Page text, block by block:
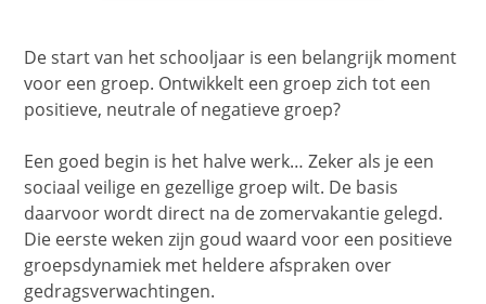
De start van het schooljaar is een belangrijk moment
voor een groep. Ontwikkelt een groep zich tot een
positieve, neutrale of negatieve groep?
Een goed begin is het halve werk… Zeker als je een
sociaal veilige en gezellige groep wilt. De basis
daarvoor wordt direct na de zomervakantie gelegd.
Die eerste weken zijn goud waard voor een positieve
groepsdynamiek met heldere afspraken over
gedragsverwachtingen.